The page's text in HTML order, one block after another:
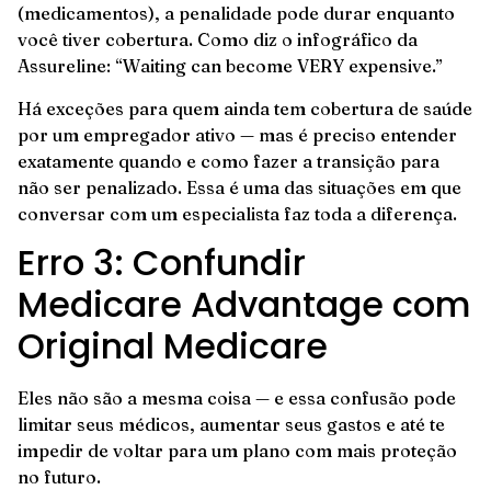
(medicamentos), a penalidade pode durar enquanto
você tiver cobertura. Como diz o infográfico da
Assureline: “Waiting can become VERY expensive.”
Há exceções para quem ainda tem cobertura de saúde
por um empregador ativo — mas é preciso entender
exatamente quando e como fazer a transição para
não ser penalizado. Essa é uma das situações em que
conversar com um especialista faz toda a diferença.
Erro 3: Confundir
Medicare Advantage com
Original Medicare
Eles não são a mesma coisa — e essa confusão pode
limitar seus médicos, aumentar seus gastos e até te
impedir de voltar para um plano com mais proteção
no futuro.